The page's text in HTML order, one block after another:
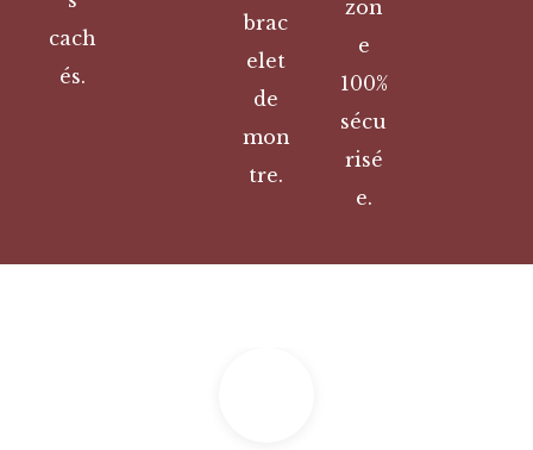
cach
és.
brac
elet
de
mon
tre.
zon
e
100%
sécu
risé
e.